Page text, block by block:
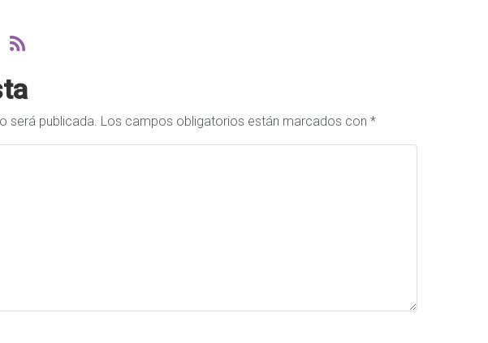
será publicada. Los campos obligatorios están marcados con *